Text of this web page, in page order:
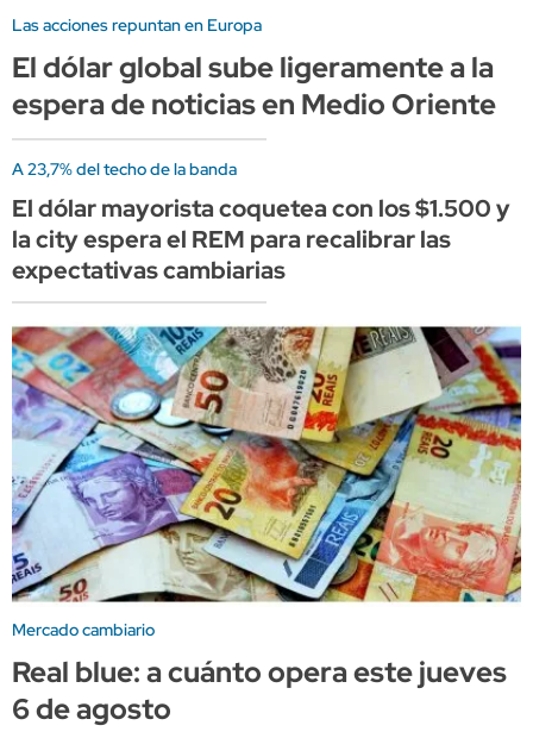
Las acciones repuntan en Europa
El dólar global sube ligeramente a la
espera de noticias en Medio Oriente
A 23,7% del techo de la banda
El dólar mayorista coquetea con los $1.500 y
la city espera el REM para recalibrar las
expectativas cambiarias
Mercado cambiario
Real blue: a cuánto opera este jueves
6 de agosto